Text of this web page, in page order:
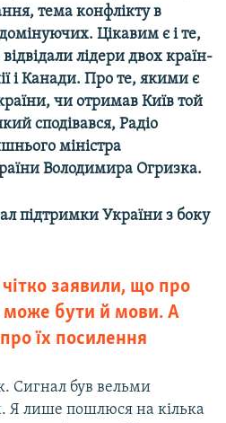
тема конфлікту в
Цікавим є і те,
лідери двох країн-
і Канади. Про те, якими є
чи отримав Київ той
сподівався, Радіо
міністра
Володимира Огризка.
підтримки України з боку
заявили, що про
може бути й мови. А
їх посилення
Сигнал був вельми
Я лише пошлюся на кілька